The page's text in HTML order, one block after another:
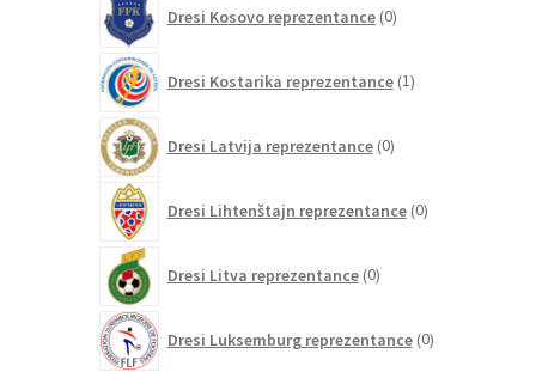
Dresi Kosovo reprezentance 0izdelkov
Dresi Kostarika reprezentance 1izdelek
Dresi Latvija reprezentance 0izdelkov
Dresi Lihtenštajn reprezentance 0izdelkov
Dresi Litva reprezentance 0izdelkov
Dresi Luksemburg reprezentance 0izdelkov